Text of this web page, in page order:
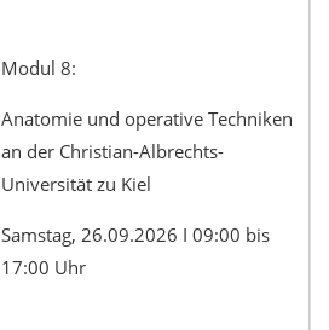
Modul 8:
Anatomie und operative Techniken
an der Christian-Albrechts-
Universität zu Kiel
Samstag, 26.09.2026 I 09:00 bis
17:00 Uhr